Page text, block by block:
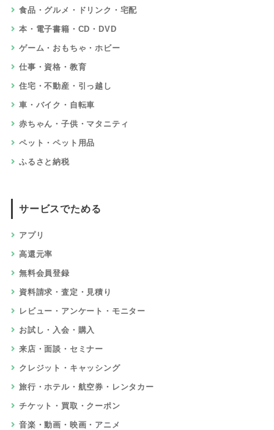
食品・グルメ・ドリンク・宅配
本・電子書籍・CD・DVD
ゲーム・おもちゃ・ホビー
仕事・資格・教育
住宅・不動産・引っ越し
車・バイク・自転車
赤ちゃん・子供・マタニティ
ペット・ペット用品
ふるさと納税
サービスでためる
アプリ
高還元率
無料会員登録
資料請求・査定・見積り
レビュー・アンケート・モニター
お試し・入会・購入
来店・面談・セミナー
クレジット・キャッシング
旅行・ホテル・航空券・レンタカー
チケット・買取・クーポン
音楽・動画・映画・アニメ